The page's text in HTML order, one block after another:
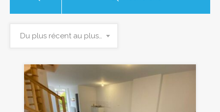
Du plus récent au plus ancien